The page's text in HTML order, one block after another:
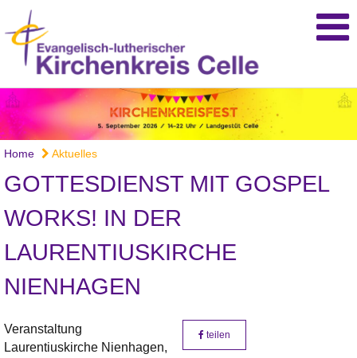
Home Aktuelles
GOTTESDIENST MIT GOSPEL
WORKS! IN DER
LAURENTIUSKIRCHE
NIENHAGEN
Veranstaltung
Laurentiuskirche Nienhagen,
teilen